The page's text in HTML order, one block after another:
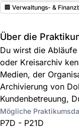
🏢 Verwaltungs- &
Über die
Du wirst die
oder Kreisarchiv
Medien, der
Archivierung von
Kundenbetreuung,
Mögliche
P7D - P21D